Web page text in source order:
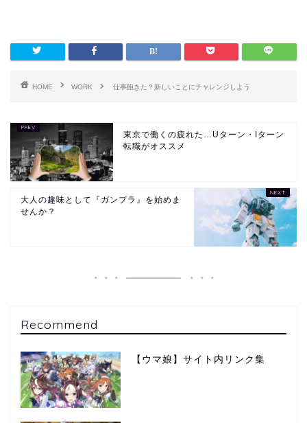
HOME WORK 仕事飽きた？新しいことにチャレンジしよう
東京で働くの疲れた…Uターン・Iターン
転職がオススメ
大人の趣味として『ガンプラ』を始めま
せんか？
Recommend
【ウマ娘】サイト内リンク集